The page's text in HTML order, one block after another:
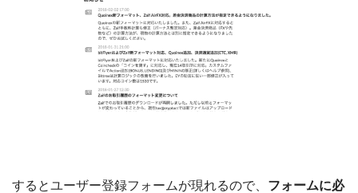
するとユーザー登録フォームが現れるので、 フォームに必